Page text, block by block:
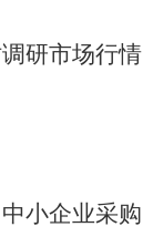
市场行情
小企业采购